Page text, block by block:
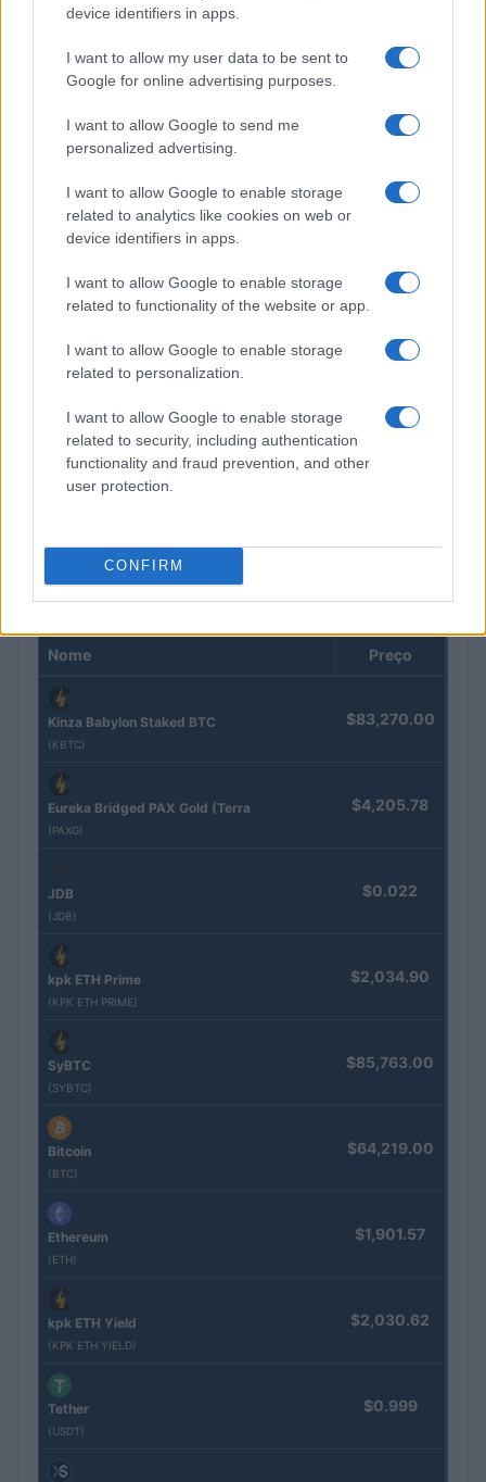
device identifiers in apps.
I want to allow my user data to be sent to
Google for online advertising purposes.
I want to allow Google to send me
personalized advertising.
I want to allow Google to enable storage
related to analytics like cookies on web or
device identifiers in apps.
I want to allow Google to enable storage
related to functionality of the website or app.
I want to allow Google to enable storage
related to personalization.
I want to allow Google to enable storage
related to security, including authentication
functionality and fraud prevention, and other
user protection.
CONFIRM
Ouro e dólar sob pressão: como os mercados estão
respondendo às últimas notícias
Beatriz Almeida · 6 ago 2026
Presidente Lula propõe política fiscal séria para reduzir juros e
critica limitações orçamentárias
COTAÇÕES CRYPTO
Nome Preço
Kinza Babylon Staked BTC
(KBTC)
$83,270.00
Eureka Bridged PAX Gold (Terra
(PAXG)
$4,205.78
JDB
(JDB)
$0.022
kpk ETH Prime
(KPK ETH PRIME)
$2,034.90
SyBTC
(SYBTC)
$85,763.00
Bitcoin
(BTC)
$64,219.00
Ethereum
(ETH)
$1,901.57
kpk ETH Yield
(KPK ETH YIELD)
$2,030.62
Tether
(USDT)
$0.999